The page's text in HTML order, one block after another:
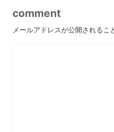
comment
メールアドレスが公開されるこ